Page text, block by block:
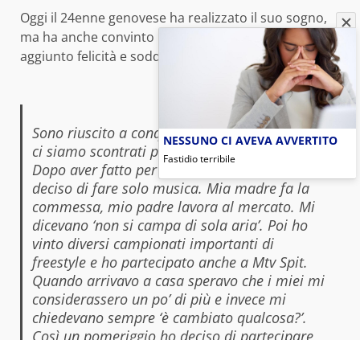
Oggi il 24enne genovese ha realizzato il suo sogno,
ma ha anche convinto la mamma e questo ha
aggiunto felicità e soddisfazione alla sua vittoria:
Sono riuscito a conquistare mamma. Con lei
ci siamo scontrati per colpa della musica.
Dopo aver fatto per sei anni il parrucchiere, ho
deciso di fare solo musica. Mia madre fa la
commessa, mio padre lavora al mercato. Mi
dicevano ‘non si campa di sola aria’. Poi ho
vinto diversi campionati importanti di
freestyle e ho partecipato anche a Mtv Spit.
Quando arrivavo a casa speravo che i miei mi
considerassero un po’ di più e invece mi
chiedevano sempre ‘è cambiato qualcosa?’.
Così un pomeriggio ho deciso di partecipare
NESSUNO CI AVEVA AVVERTITO
Fastidio terribile